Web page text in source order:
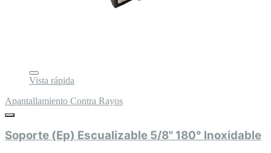
Vista rápida
Apantallamiento Contra Rayos
Soporte (Ep) Escualizable 5/8" 180° Inoxidable